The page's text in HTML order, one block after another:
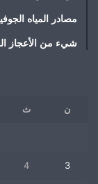
مصادر المياه
شيء من الأعجاز
ن ث
3
4